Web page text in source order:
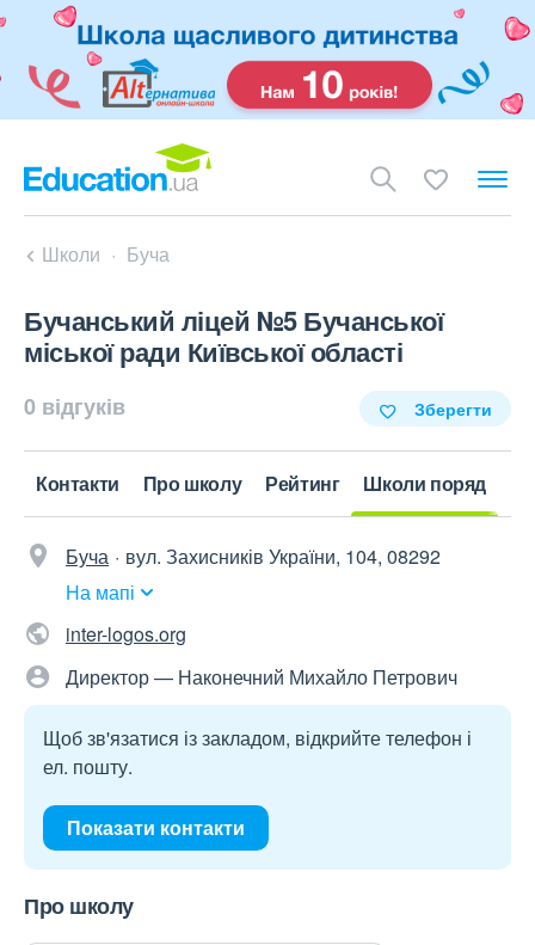
Школи Буча
Бучанський ліцей №5 Бучанської
міської ради Київської області
0 відгуків Зберегти
Контакти Про школу Рейтинг Школи поряд
Буча
вул. Захисників України, 104, 08292
На мапі
inter-logos.org
Директор — Наконечний Михайло Петрович
Щоб зв'язатися із закладом, відкрийте телефон і
ел. пошту.
Показати контакти
Про школу